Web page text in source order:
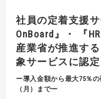
社員の定着支援
OnBoard』・
『
産業省が推進する
象サービスに認定
ー導入金額から最大75％
（月）までー